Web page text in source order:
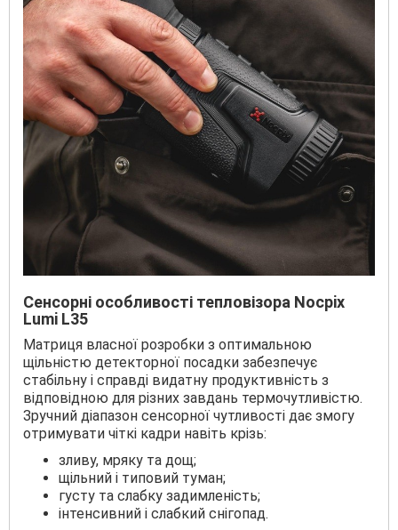
Сенсорні особливості тепловізора Nocpix
Lumi L35
Матриця власної розробки з оптимальною
щільністю детекторної посадки забезпечує
стабільну і справді видатну продуктивність з
відповідною для різних завдань термочутливістю.
Зручний діапазон сенсорної чутливості дає змогу
отримувати чіткі кадри навіть крізь:
зливу, мряку та дощ;
щільний і типовий туман;
густу та слабку задимленість;
інтенсивний і слабкий снігопад.